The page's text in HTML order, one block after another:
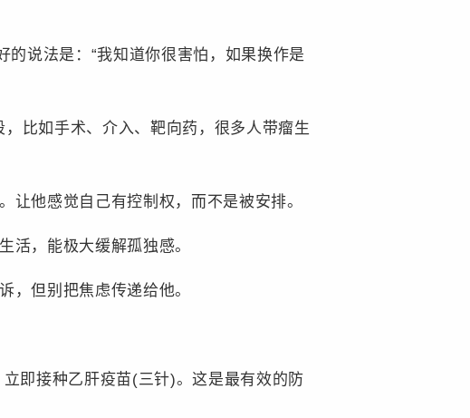
说法是：“我知道你很害怕，如果换作是
比如手术、介入、靶向药，很多人带瘤生
他感觉自己有控制权，而不是被安排。
，能极大缓解孤独感。
但别把焦虑传递给他。
即接种乙肝疫苗(三针)。这是最有效的防